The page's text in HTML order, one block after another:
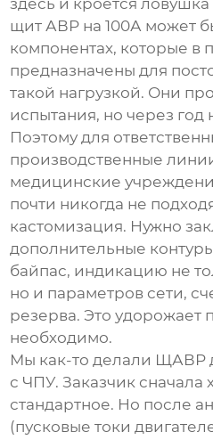
здесь и кроется
щит АВР на 100А может
компонентах, которые в
предназначены для
такой нагрузкой. Они
испытания, но через год
Поэтому для
производственные
медицинские
почти никогда не
кастомизация. Нужно
дополнительные
байпас, индикацию не
но и параметров сети,
резерва. Это удорожает
необходимо.
Мы как-то делали ЩАВР
с ЧПУ. Заказчик сначала
стандартное. Но после
(пусковые токи